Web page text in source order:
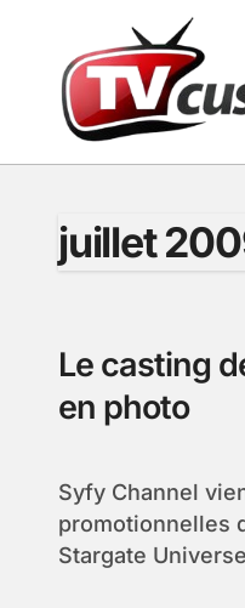
contenu
juillet
Le casting
en photo
Syfy Channel vient de publier des photos
promotionnelles
Stargate